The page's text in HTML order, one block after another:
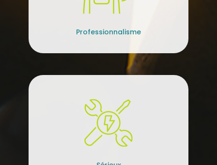
Professionnalisme